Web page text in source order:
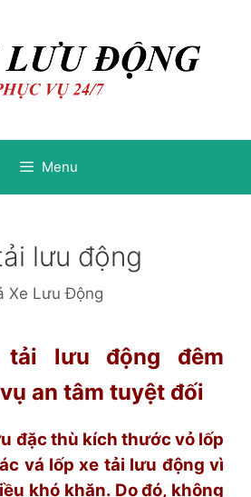
Menu
lưu động
Xe Lưu Động
lưu động đêm
an tâm tuyệt đối
đặc thù kích thước vỏ lốp
vá lốp xe tải lưu động vì
khó khăn. Do đó, không